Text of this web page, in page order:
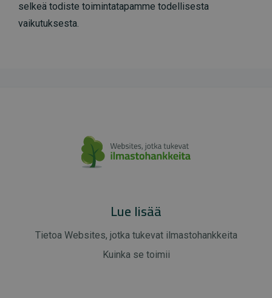
selkeä todiste toimintatapamme todellisesta
vaikutuksesta.
Lue lisää
Tietoa Websites, jotka tukevat ilmastohankkeita
Kuinka se toimii